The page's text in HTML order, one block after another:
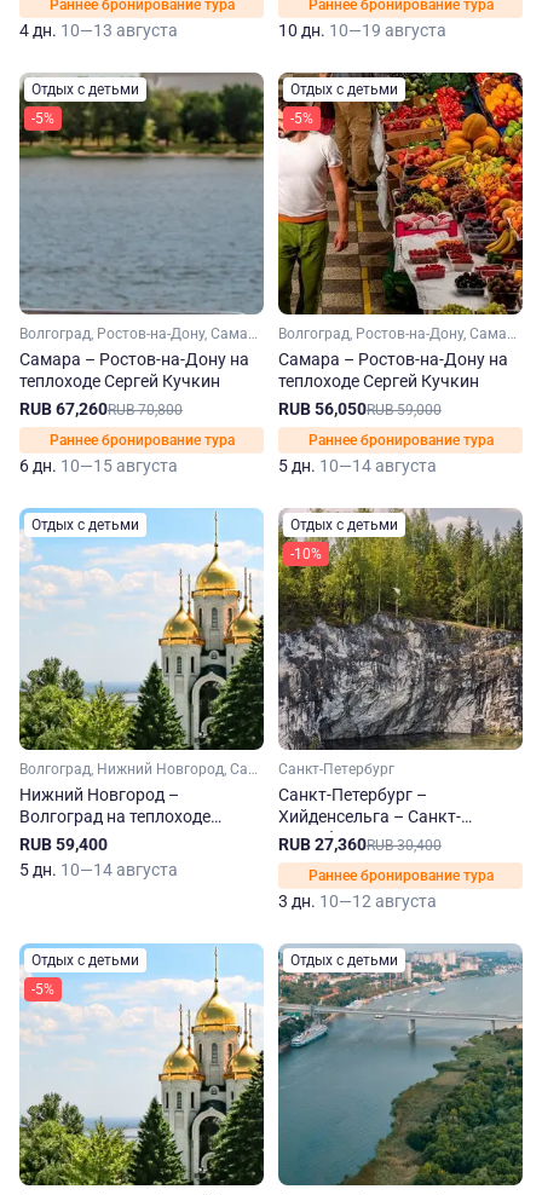
Раннее бронирование тура
4 дн. 10—13 августа
Раннее бронирование тура
10 дн. 10—19 августа
Отдых с детьми
-5%
Волгоград, Ростов-на-Дону, Самара, Саратов
Самара – Ростов-на-Дону на
теплоходе Сергей Кучкин
RUB 67,260RUB 70,800
Раннее бронирование тура
6 дн. 10—15 августа
Отдых с детьми
-5%
Волгоград, Ростов-на-Дону, Самара, Саратов
Самара – Ростов-на-Дону на
теплоходе Сергей Кучкин
RUB 56,050RUB 59,000
Раннее бронирование тура
5 дн. 10—14 августа
Отдых с детьми
Волгоград, Нижний Новгород, Саратов, Тольятти, Свияжск
Нижний Новгород –
Волгоград на теплоходе
Михаил Фрунзе
RUB 59,400
5 дн. 10—14 августа
Отдых с детьми
-10%
Санкт-Петербург
Санкт-Петербург –
Хийденсельга – Санкт-
Петербург на теплоходе
Георгий Чичерин
RUB 27,360RUB 30,400
Раннее бронирование тура
3 дн. 10—12 августа
Отдых с детьми
-5%
Отдых с детьми